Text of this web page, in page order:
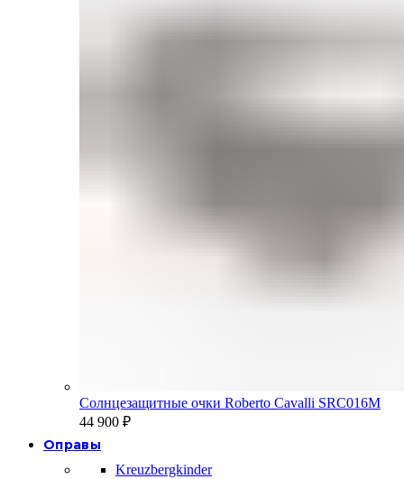
Солнцезащитные очки Roberto Cavalli SRC016M
44 900 ₽
Оправы
Kreuzbergkinder